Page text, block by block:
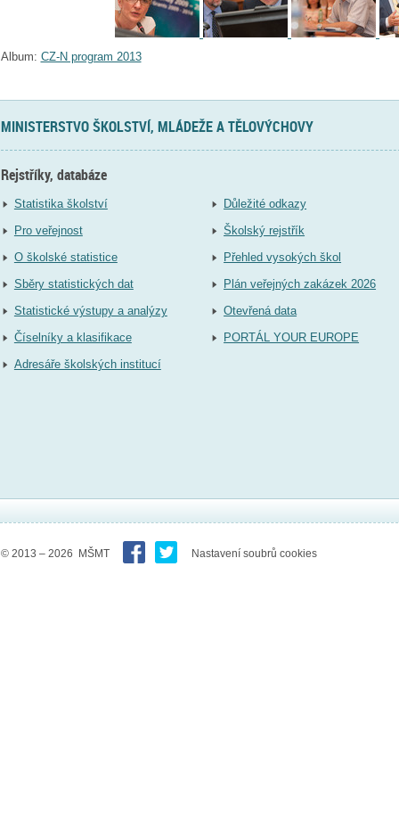
Album: CZ-N program 2013
MINISTERSTVO ŠKOLSTVÍ, MLÁDEŽE A TĚLOVÝCHOVY
Rejstříky, databáze
Statistika školství
Pro veřejnost
O školské statistice
Sběry statistických dat
Statistické výstupy a analýzy
Číselníky a klasifikace
Adresáře školských institucí
Důležité odkazy
Školský rejstřík
Přehled vysokých škol
Plán veřejných zakázek 2026
Otevřená data
PORTÁL YOUR EUROPE
© 2013 – 2026 MŠMT Nastavení soubrů cookies